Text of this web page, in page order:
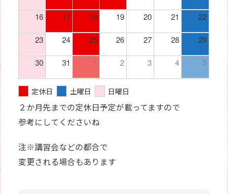
16 17 18 19 20 21 22
23 24 25 26 27 28 29
30 31 1 2 3 4 5
定休日 土曜日 日曜日
２か月先までの定休日予定が載ってますので
参考にしてくださいね
注※講習会などの都合で
変更される場合もあります